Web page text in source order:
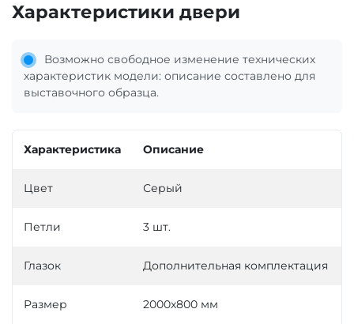
Характеристики двери
Возможно свободное изменение технических
характеристик модели: описание составлено для
выставочного образца.
Характеристика Описание
Цвет Серый
Петли 3 шт.
Глазок Дополнительная комплектация
Размер 2000х800 мм